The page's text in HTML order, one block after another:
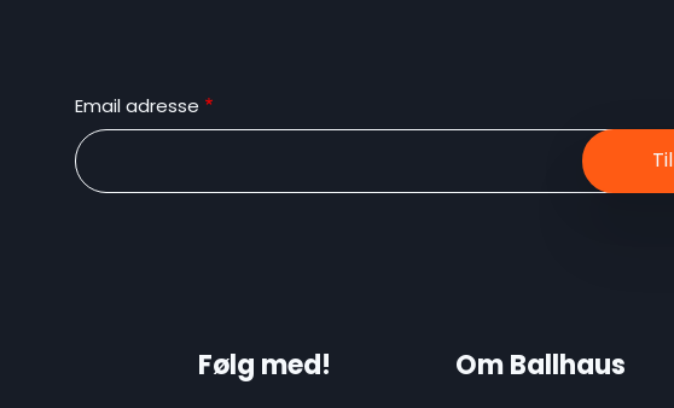
Email adresse
Følg med! Om Ballhaus